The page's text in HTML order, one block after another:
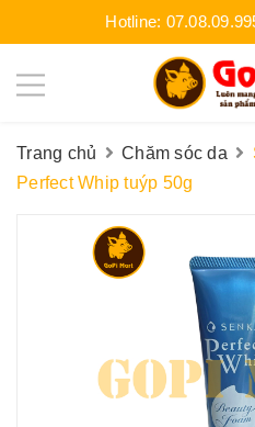
Hotline:
Trang chủ Chăm sóc da
Perfect Whip tuýp 50g